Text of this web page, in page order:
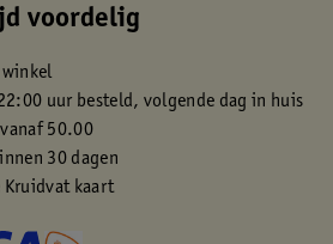
voordelig
winkel
uur besteld, volgende dag in huis
50.00
30 dagen
Kruidvat kaart